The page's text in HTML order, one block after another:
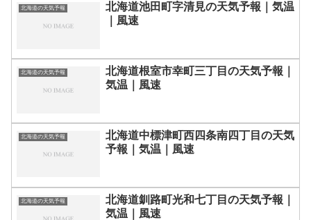
北海道の天気予報
北海道池田町字清見の天気予報｜気温
｜風速
北海道の天気予報
北海道根室市幸町三丁目の天気予報｜
気温｜風速
北海道の天気予報
北海道中標津町西四条南四丁目の天気
予報｜気温｜風速
北海道の天気予報
北海道釧路町光和七丁目の天気予報｜
気温｜風速